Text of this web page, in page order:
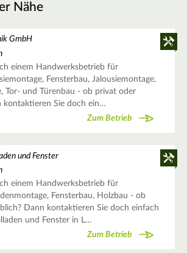
Nähe
GmbH
einem Handwerksbetrieb für
Fensterbau, Jalousiemontage,
Tor- und Türenbau - ob privat oder
kontaktieren Sie doch ein…
Zum Betrieb
und Fenster
einem Handwerksbetrieb für
Fensterbau, Holzbau - ob
Dann kontaktieren Sie doch einfach
und Fenster in L…
Zum Betrieb